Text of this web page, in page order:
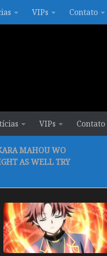
VIPs Contato
VIPs Contato
MAHOU WO
AS WELL TRY